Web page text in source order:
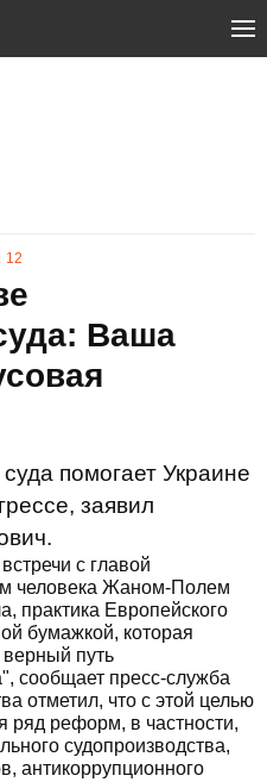
12
Ваша
помогает Украине
заявил
с главой
человека Жаном-Полем
практика Европейского
бумажкой, которая
верный путь
сообщает пресс-служба
отметил, что с этой целью
ряд реформ, в частности,
судопроизводства,
антикоррупционного